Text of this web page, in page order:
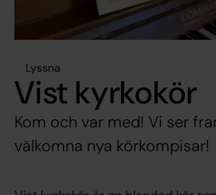
Lyssna
Vist kyrkokör
Kom och var med! Vi ser
välkomna nya körkompisar!